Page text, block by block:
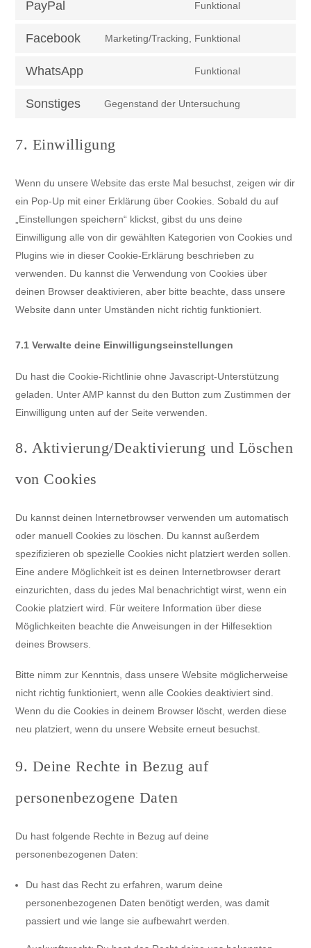
PayPal Funktional
Facebook Marketing/Tracking, Funktional
WhatsApp Funktional
Sonstiges Gegenstand der Untersuchung
7. Einwilligung
Wenn du unsere Website das erste Mal besuchst, zeigen wir dir
ein Pop-Up mit einer Erklärung über Cookies. Sobald du auf
„Einstellungen speichern“ klickst, gibst du uns deine
Einwilligung alle von dir gewählten Kategorien von Cookies und
Plugins wie in dieser Cookie-Erklärung beschrieben zu
verwenden. Du kannst die Verwendung von Cookies über
deinen Browser deaktivieren, aber bitte beachte, dass unsere
Website dann unter Umständen nicht richtig funktioniert.
7.1 Verwalte deine Einwilligungseinstellungen
Du hast die Cookie-Richtlinie ohne Javascript-Unterstützung
geladen. Unter AMP kannst du den Button zum Zustimmen der
Einwilligung unten auf der Seite verwenden.
8. Aktivierung/Deaktivierung und Löschen
von Cookies
Du kannst deinen Internetbrowser verwenden um automatisch
oder manuell Cookies zu löschen. Du kannst außerdem
spezifizieren ob spezielle Cookies nicht platziert werden sollen.
Eine andere Möglichkeit ist es deinen Internetbrowser derart
einzurichten, dass du jedes Mal benachrichtigt wirst, wenn ein
Cookie platziert wird. Für weitere Information über diese
Möglichkeiten beachte die Anweisungen in der Hilfesektion
deines Browsers.
Bitte nimm zur Kenntnis, dass unsere Website möglicherweise
nicht richtig funktioniert, wenn alle Cookies deaktiviert sind.
Wenn du die Cookies in deinem Browser löscht, werden diese
neu platziert, wenn du unsere Website erneut besuchst.
9. Deine Rechte in Bezug auf
personenbezogene Daten
Du hast folgende Rechte in Bezug auf deine
personenbezogenen Daten:
Du hast das Recht zu erfahren, warum deine
personenbezogenen Daten benötigt werden, was damit
passiert und wie lange sie aufbewahrt werden.